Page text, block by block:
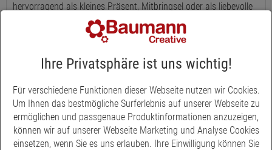
hervorragend als kleines Präsent, Mitbringsel oder als liebevolle
Geste für Ihre Lieben. Mit einer Größe von etwa 6 x 3 x 5 cm ist
die Papiertüte eine nette Kleinigkeit zum Verschenken. Die
Miniaturfiguren, darunter der fröhliche Weihnachtsmann und der
niedliche Elch mit ihren ca. 6 -6,5 Zentimetern Höhe, sind aus
Keramik gefertigt und versprühen festlichen Charme. Ob auf
dem Schreibtisch, im Regal oder als Teil einer festlichen
Tischdekoration - diese Mini Weihnachtsfigur wird garantiert alle
Blicke auf sich ziehen und die Vorfreude auf Weihnachten
steigern.
Ihre Privatsphäre ist uns wichtig!
Für verschiedene Funktionen dieser Webseite nutzen wir Cookies.
Um Ihnen das bestmögliche Surferlebnis auf unserer Webseite zu
ermöglichen und passgenaue Produktinformationen anzuzeigen,
können wir auf unserer Webseite Marketing und Analyse Cookies
einsetzen, wenn Sie es uns erlauben. Ihre Einwilligung können Sie